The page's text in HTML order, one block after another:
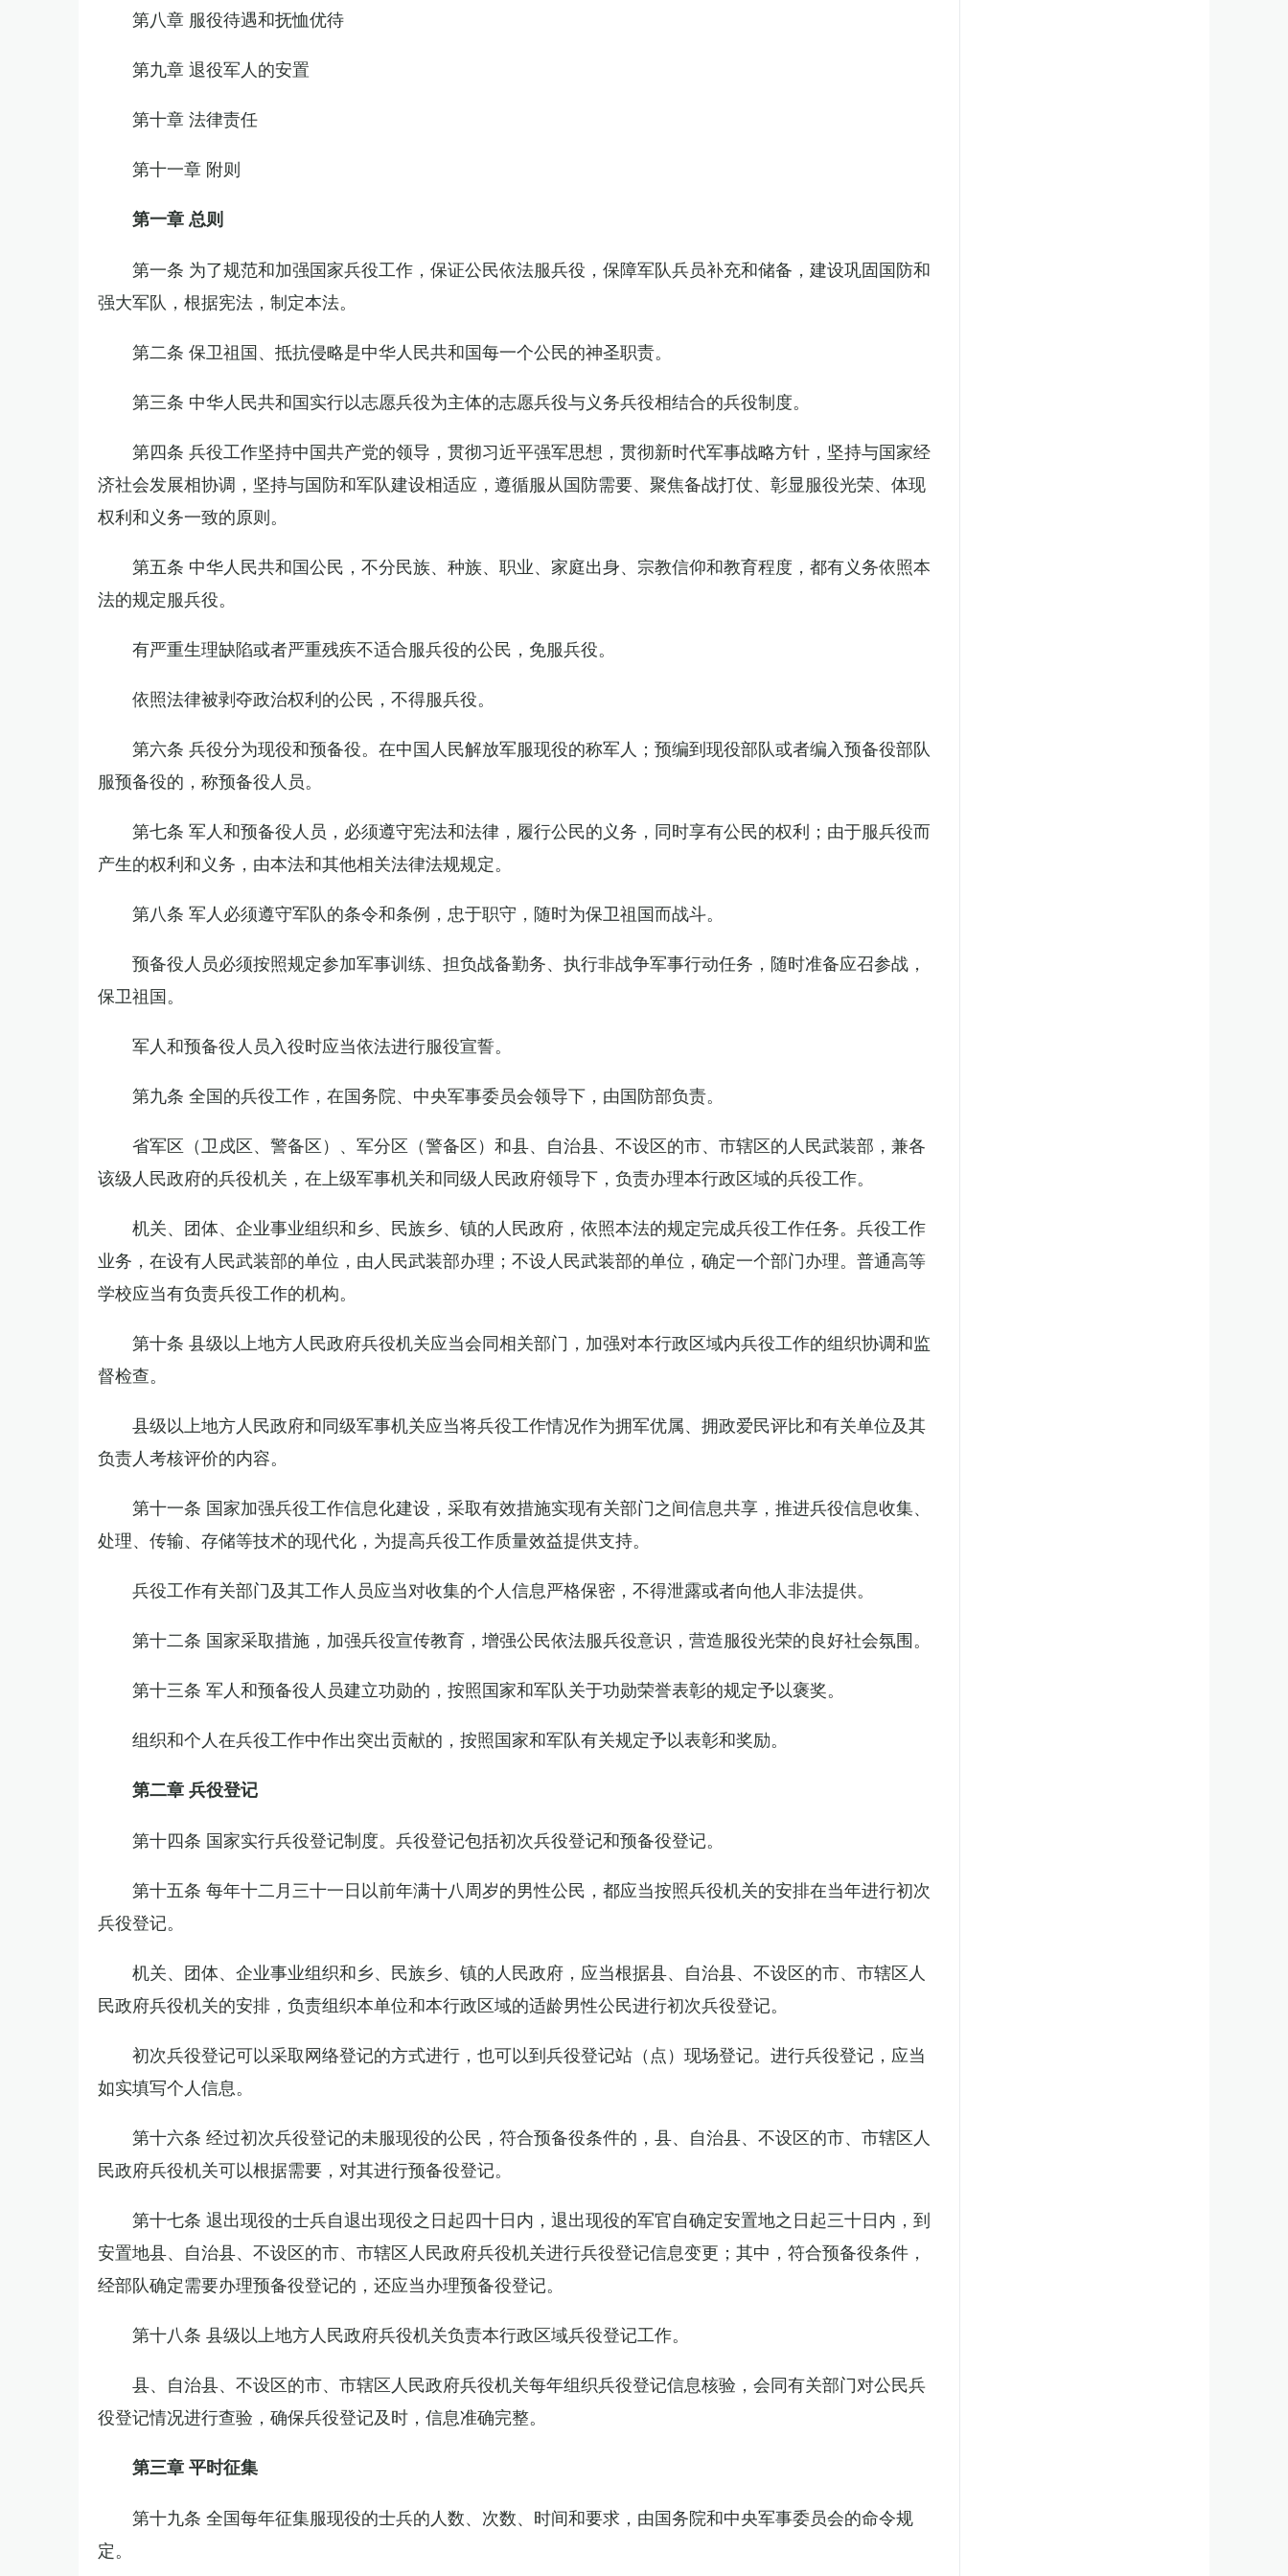
第八章 服役待遇和抚恤优待
第九章 退役军人的安置
第十章 法律责任
第十一章 附则
第一章 总则
第一条 为了规范和加强国家兵役工作，保证公民依法服兵役，保障军队兵员补充和储备，建设巩固国防和
强大军队，根据宪法，制定本法。
第二条 保卫祖国、抵抗侵略是中华人民共和国每一个公民的神圣职责。
第三条 中华人民共和国实行以志愿兵役为主体的志愿兵役与义务兵役相结合的兵役制度。
第四条 兵役工作坚持中国共产党的领导，贯彻习近平强军思想，贯彻新时代军事战略方针，坚持与国家经
济社会发展相协调，坚持与国防和军队建设相适应，遵循服从国防需要、聚焦备战打仗、彰显服役光荣、体现
权利和义务一致的原则。
第五条 中华人民共和国公民，不分民族、种族、职业、家庭出身、宗教信仰和教育程度，都有义务依照本
法的规定服兵役。
有严重生理缺陷或者严重残疾不适合服兵役的公民，免服兵役。
依照法律被剥夺政治权利的公民，不得服兵役。
第六条 兵役分为现役和预备役。在中国人民解放军服现役的称军人；预编到现役部队或者编入预备役部队
服预备役的，称预备役人员。
第七条 军人和预备役人员，必须遵守宪法和法律，履行公民的义务，同时享有公民的权利；由于服兵役而
产生的权利和义务，由本法和其他相关法律法规规定。
第八条 军人必须遵守军队的条令和条例，忠于职守，随时为保卫祖国而战斗。
预备役人员必须按照规定参加军事训练、担负战备勤务、执行非战争军事行动任务，随时准备应召参战，
保卫祖国。
军人和预备役人员入役时应当依法进行服役宣誓。
第九条 全国的兵役工作，在国务院、中央军事委员会领导下，由国防部负责。
省军区（卫戍区、警备区）、军分区（警备区）和县、自治县、不设区的市、市辖区的人民武装部，兼各
该级人民政府的兵役机关，在上级军事机关和同级人民政府领导下，负责办理本行政区域的兵役工作。
机关、团体、企业事业组织和乡、民族乡、镇的人民政府，依照本法的规定完成兵役工作任务。兵役工作
业务，在设有人民武装部的单位，由人民武装部办理；不设人民武装部的单位，确定一个部门办理。普通高等
学校应当有负责兵役工作的机构。
第十条 县级以上地方人民政府兵役机关应当会同相关部门，加强对本行政区域内兵役工作的组织协调和监
督检查。
县级以上地方人民政府和同级军事机关应当将兵役工作情况作为拥军优属、拥政爱民评比和有关单位及其
负责人考核评价的内容。
第十一条 国家加强兵役工作信息化建设，采取有效措施实现有关部门之间信息共享，推进兵役信息收集、
处理、传输、存储等技术的现代化，为提高兵役工作质量效益提供支持。
兵役工作有关部门及其工作人员应当对收集的个人信息严格保密，不得泄露或者向他人非法提供。
第十二条 国家采取措施，加强兵役宣传教育，增强公民依法服兵役意识，营造服役光荣的良好社会氛围。
第十三条 军人和预备役人员建立功勋的，按照国家和军队关于功勋荣誉表彰的规定予以褒奖。
组织和个人在兵役工作中作出突出贡献的，按照国家和军队有关规定予以表彰和奖励。
第二章 兵役登记
第十四条 国家实行兵役登记制度。兵役登记包括初次兵役登记和预备役登记。
第十五条 每年十二月三十一日以前年满十八周岁的男性公民，都应当按照兵役机关的安排在当年进行初次
兵役登记。
机关、团体、企业事业组织和乡、民族乡、镇的人民政府，应当根据县、自治县、不设区的市、市辖区人
民政府兵役机关的安排，负责组织本单位和本行政区域的适龄男性公民进行初次兵役登记。
初次兵役登记可以采取网络登记的方式进行，也可以到兵役登记站（点）现场登记。进行兵役登记，应当
如实填写个人信息。
第十六条 经过初次兵役登记的未服现役的公民，符合预备役条件的，县、自治县、不设区的市、市辖区人
民政府兵役机关可以根据需要，对其进行预备役登记。
第十七条 退出现役的士兵自退出现役之日起四十日内，退出现役的军官自确定安置地之日起三十日内，到
安置地县、自治县、不设区的市、市辖区人民政府兵役机关进行兵役登记信息变更；其中，符合预备役条件，
经部队确定需要办理预备役登记的，还应当办理预备役登记。
第十八条 县级以上地方人民政府兵役机关负责本行政区域兵役登记工作。
县、自治县、不设区的市、市辖区人民政府兵役机关每年组织兵役登记信息核验，会同有关部门对公民兵
役登记情况进行查验，确保兵役登记及时，信息准确完整。
第三章 平时征集
第十九条 全国每年征集服现役的士兵的人数、次数、时间和要求，由国务院和中央军事委员会的命令规
定。